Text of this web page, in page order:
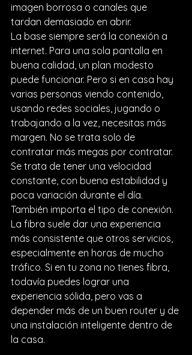
imagen borrosa o canales que
tardan demasiado en abrir.
La base siempre será la conexión a
internet. Para una sola pantalla en
buena calidad, un plan modesto
puede funcionar. Pero si en casa hay
varias personas viendo contenido,
usando redes sociales, jugando o
trabajando a la vez, necesitas más
margen. No se trata solo de
contratar más megas por contratar.
Se trata de tener una velocidad
constante, con buena estabilidad y
poca variación durante el día.
También importa el tipo de conexión.
La fibra suele dar una experiencia
más consistente que otros servicios,
especialmente en horas de mucho
tráfico. Si en tu zona no tienes fibra,
todavía puedes lograr una
experiencia sólida, pero vas a
depender más de un buen router y de
una instalación inteligente dentro de
la casa.